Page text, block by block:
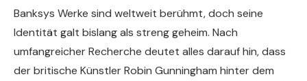
Banksys Werke sind weltweit berühmt, doch seine
Identität galt bislang als streng geheim. Nach
umfangreicher Recherche deutet alles darauf hin, dass
der britische Künstler Robin Gunningham hinter dem